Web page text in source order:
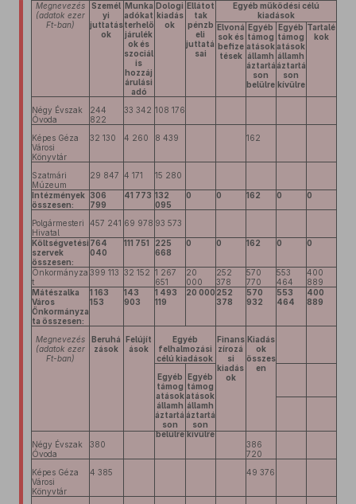
Megnevezés
(adatok ezer
Ft-ban)
Személ
yi
juttatás
ok
Munka
adókat
terhelő
járulék
ok és
szociál
is
hozzáj
árulási
adó
Dologi
kiadás
ok
Ellátot
tak
pénzb
eli
juttatá
sai
Egyéb működési célú
kiadások
Elvoná
sok és
befize
tések
Egyéb
támog
atások
államh
áztartá
son
belülre
Egyéb
támog
atások
államh
áztartá
son
kívülre
Tartalé
kok
Négy Évszak
Óvoda
244
822
33 342 108 176
Képes Géza
Városi
Könyvtár
32 130 4 260 8 439 162
Szatmári
Múzeum
29 847 4 171 15 280
Intézmények
összesen:
306
799
41 773 132
095
0 0 162 0 0
Polgármesteri
Hivatal
457 241 69 978 93 573
Költségvetési
szervek
összesen:
764
040
111 751
225
668
0 0 162 0 0
Önkormányza
t
399 113 32 152 1 267
651
20
000
252
378
570
770
553
464
400
889
Mátészalka
Város
Önkormányza
ta összesen:
1 163
153
143
903
1 493
119
20 000 252
378
570
932
553
464
400
889
Megnevezés
(adatok ezer
Ft-ban)
Beruhá
zások
Felújít
ások
Egyéb
felhalmozási
célú kiadások
Finans
zírozá
si
kiadás
ok
Kiadás
ok
összes
en
Egyéb
támog
atások
államh
áztartá
son
belülre
Egyéb
támog
atások
államh
áztartá
son
kívülre
Négy Évszak
Óvoda
380
386
720
Képes Géza
Városi
Könyvtár
4 385 49 376